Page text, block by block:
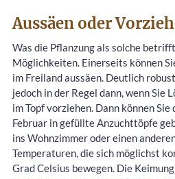
Aussäen oder
Was die Pflanzung als solche
Möglichkeiten. Einerseits können
im Freiland aussäen. Deutlich
jedoch in der Regel dann, wenn Sie
im Topf vorziehen. Dann können Sie
Februar in gefüllte Anzuchttöpfe
ins Wohnzimmer oder einen
Temperaturen, die sich möglichst
Grad Celsius bewegen. Die